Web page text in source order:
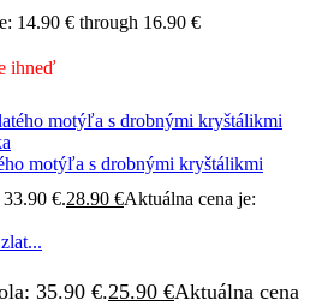
14.90 € through 16.90 €
ihneď
motýľa s drobnými kryštálikmi
€.28.90 €Aktuálna cena je:
35.90 €.25.90 €Aktuálna cena